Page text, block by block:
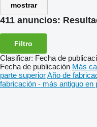
mostrar
411 anuncios:
Filtro
Clasificar: Fecha de
Fecha de publicación Más
parte superiorAño de
fabricación - más antiguo en